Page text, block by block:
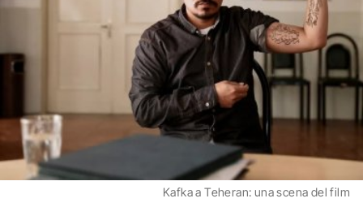
Kafka a Teheran: una scena del film